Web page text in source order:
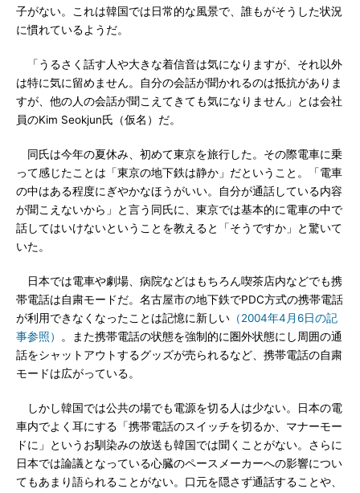
子がない。これは韓国では日常的な風景で、誰もがそうした状況
に慣れているようだ。
「うるさく話す人や大きな着信音は気になりますが、それ以外
は特に気に留めません。自分の会話が聞かれるのは抵抗がありま
すが、他の人の会話が聞こえてきても気になりません」とは会社
員のKim Seokjun氏（仮名）だ。
同氏は今年の夏休み、初めて東京を旅行した。その際電車に乗
って感じたことは「東京の地下鉄は静か」だということ。「電車
の中はある程度にぎやかなほうがいい。自分が通話している内容
が聞こえないから」と言う同氏に、東京では基本的に電車の中で
話してはいけないということを教えると「そうですか」と驚いて
いた。
日本では電車や劇場、病院などはもちろん喫茶店内などでも携
帯電話は自粛モードだ。名古屋市の地下鉄でPDC方式の携帯電話
が利用できなくなったことは記憶に新しい （2004年4月6日の記
事参照）
。また携帯電話の状態を強制的に圏外状態にし周囲の通
話をシャットアウトするグッズが売られるなど、携帯電話の自粛
モードは広がっている。
しかし韓国では公共の場でも電源を切る人は少ない。日本の電
車内でよく耳にする「携帯電話のスイッチを切るか、マナーモー
ドに」というお馴染みの放送も韓国では聞くことがない。さらに
日本では論議となっている心臓のペースメーカーへの影響につい
てもあまり語られることがない。口元を隠さず通話することや、